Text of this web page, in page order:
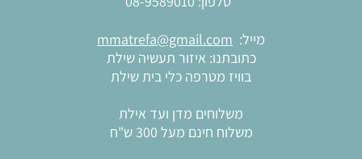
מייל: mmatrefa@gmail.com
כתובתנו: איזור תעשיה שילת
בוויז מטרפה כלי בית שילת
משלוחים מדן ועד אילת
משלוח חינם מעל 300 ש"ח